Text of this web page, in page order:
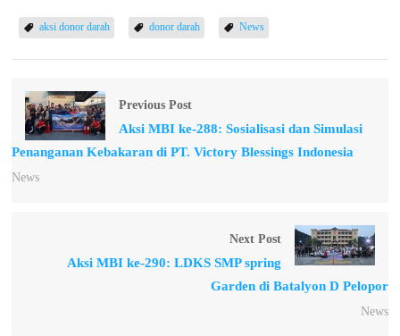
aksi donor darah donor darah News
Previous Post
Aksi MBI ke-288: Sosialisasi dan Simulasi
Penanganan Kebakaran di PT. Victory Blessings Indonesia
News
Next Post
Aksi MBI ke-290: LDKS SMP spring
Garden di Batalyon D Pelopor
News